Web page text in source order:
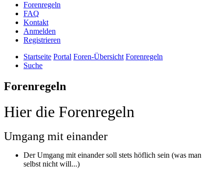
Forenregeln
FAQ
Kontakt
Anmelden
Registrieren
Startseite Portal Foren-Übersicht Forenregeln
Suche
Forenregeln
Hier die Forenregeln
Umgang mit einander
Der Umgang mit einander soll stets höflich sein (was man
selbst nicht will...)